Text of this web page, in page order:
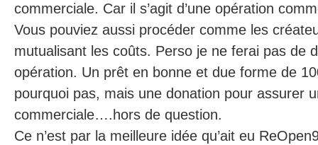
commerciale. Car il s’agit d’une opération
Vous pouviez aussi procéder comme les
mutualisant les coûts. Perso je ne ferai pas de
opération. Un prêt en bonne et due forme de
pourquoi pas, mais une donation pour assurer
commerciale….hors de question.
Ce n’est par la meilleure idée qu’ait eu